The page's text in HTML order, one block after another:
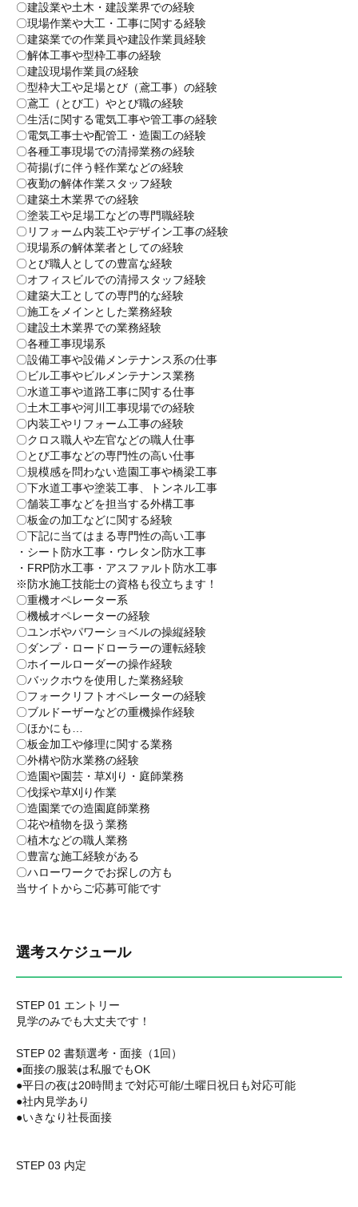
〇建設業や土木・建設業界での経験
〇現場作業や大工・工事に関する経験
〇建築業での作業員や建設作業員経験
〇解体工事や型枠工事の経験
〇建設現場作業員の経験
〇型枠大工や足場とび（鳶工事）の経験
〇鳶工（とび工）やとび職の経験
〇生活に関する電気工事や管工事の経験
〇電気工事士や配管工・造園工の経験
〇各種工事現場での清掃業務の経験
〇荷揚げに伴う軽作業などの経験
〇夜勤の解体作業スタッフ経験
〇建築土木業界での経験
〇塗装工や足場工などの専門職経験
〇リフォーム内装工やデザイン工事の経験
〇現場系の解体業者としての経験
〇とび職人としての豊富な経験
〇オフィスビルでの清掃スタッフ経験
〇建築大工としての専門的な経験
〇施工をメインとした業務経験
〇建設土木業界での業務経験
〇各種工事現場系
〇設備工事や設備メンテナンス系の仕事
〇ビル工事やビルメンテナンス業務
〇水道工事や道路工事に関する仕事
〇土木工事や河川工事現場での経験
〇内装工やリフォーム工事の経験
〇クロス職人や左官などの職人仕事
〇とび工事などの専門性の高い仕事
〇規模感を問わない造園工事や橋梁工事
〇下水道工事や塗装工事、トンネル工事
〇舗装工事などを担当する外構工事
〇板金の加工などに関する経験
〇下記に当てはまる専門性の高い工事
・シート防水工事・ウレタン防水工事
・FRP防水工事・アスファルト防水工事
※防水施工技能士の資格も役立ちます！
〇重機オペレーター系
〇機械オペレーターの経験
〇ユンボやパワーショベルの操縦経験
〇ダンプ・ロードローラーの運転経験
〇ホイールローダーの操作経験
〇バックホウを使用した業務経験
〇フォークリフトオペレーターの経験
〇ブルドーザーなどの重機操作経験
〇ほかにも…
〇板金加工や修理に関する業務
〇外構や防水業務の経験
〇造園や園芸・草刈り・庭師業務
〇伐採や草刈り作業
〇造園業での造園庭師業務
〇花や植物を扱う業務
〇植木などの職人業務
〇豊富な施工経験がある
〇ハローワークでお探しの方も
当サイトからご応募可能です
選考スケジュール
STEP 01 エントリー
見学のみでも大丈夫です！
STEP 02 書類選考・面接（1回）
●面接の服装は私服でもOK
●平日の夜は20時間まで対応可能/土曜日祝日も対応可能
●社内見学あり
●いきなり社長面接
STEP 03 内定